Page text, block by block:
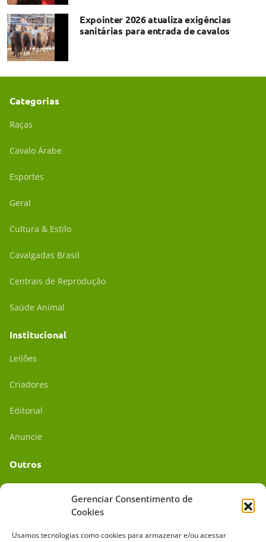
Gerenciar Consentimento de
Cookies
Usamos tecnologias como cookies para armazenar e/ou acessar
Expointer 2026 atualiza exigências
sanitárias para entrada de cavalos
Categorias
Raças
Cavalo Árabe
Esportes
Geral
Cultura & Estilo
Cavalgadas Brasil
Centrais de Reprodução
Saúde Animal
Institucional
Leilões
Criadores
Editorial
Anuncie
Outros